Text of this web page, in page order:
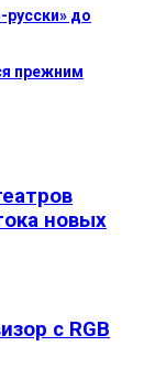
до
прежним
новых
с RGB